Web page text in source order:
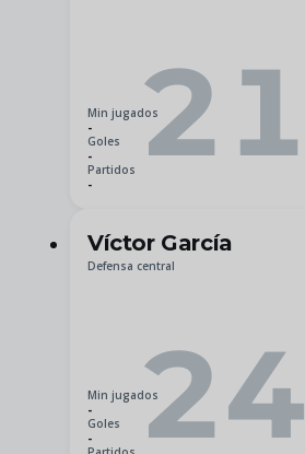
Min jugados
-
Goles
-
Partidos
-
21
Víctor García
Defensa central
Min jugados
-
Goles
-
24